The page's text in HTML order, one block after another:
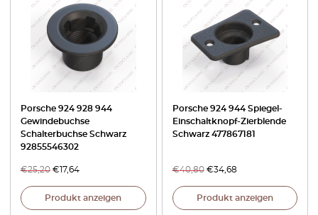
Porsche 924 928 944
Gewindebuchse
Schalterbuchse Schwarz
92855546302
€25,20 €17,64
Produkt anzeigen
Porsche 924 944 Spiegel-
Einschaltknopf-Zierblende
Schwarz 477867181
€40,80 €34,68
Produkt anzeigen